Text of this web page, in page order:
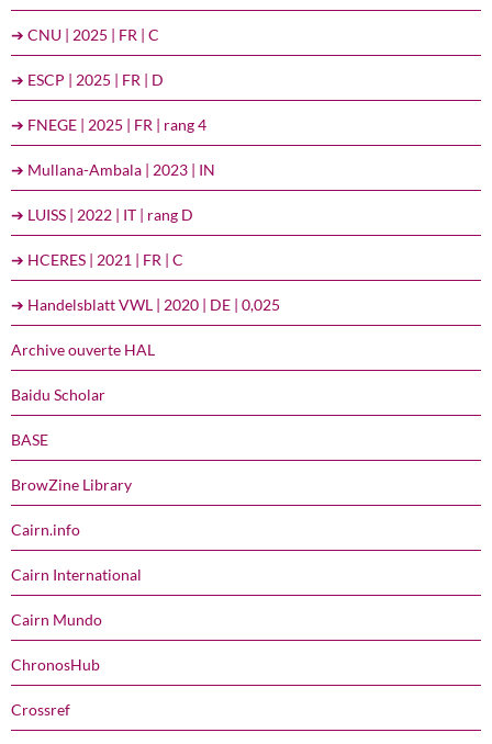
➔ CNU | 2025 | FR | C
➔ ESCP | 2025 | FR | D
➔ FNEGE | 2025 | FR | rang 4
➔ Mullana-Ambala | 2023 | IN
➔ LUISS | 2022 | IT | rang D
➔ HCERES | 2021 | FR | C
➔ Handelsblatt VWL | 2020 | DE | 0,025
Archive ouverte HAL
Baidu Scholar
BASE
BrowZine Library
Cairn.info
Cairn International
Cairn Mundo
ChronosHub
Crossref